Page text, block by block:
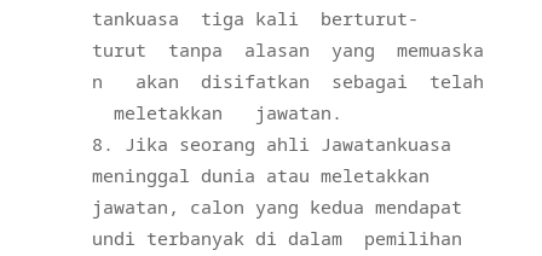
tankuasa
tiga kali
berturut-
turut
tanpa alasan yang
memuaska
n
akan disifatkan sebagai
telah
meletakkan
jawatan.
Jika seorang ahli Jawatankuasa
meninggal dunia atau meletakkan
jawatan, calon yang kedua mendapat
undi terbanyak di dalam
pemilihan